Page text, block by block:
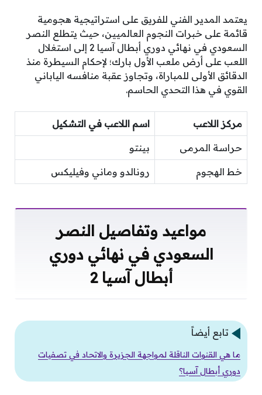
يعتمد المدير الفني للفريق على استراتيجية هجومية
قائمة على خبرات النجوم العالميين، حيث يتطلع النصر
السعودي في نهائي دوري أبطال آسيا 2 إلى استغلال
اللعب على أرض ملعب الأول بارك؛ لإحكام السيطرة منذ
الدقائق الأولى للمباراة، وتجاوز عقبة منافسه الياباني
القوي في هذا التحدي الحاسم.
مركز اللاعب اسم اللاعب في التشكيل
حراسة المرمى بينتو
خط الهجوم رونالدو وماني وفيليكس
مواعيد وتفاصيل النصر
السعودي في نهائي دوري
أبطال آسيا 2
تابع أيضاً
ما هي القنوات الناقلة لمواجهة الجزيرة والاتحاد في تصفيات
دوري أبطال آسيا؟